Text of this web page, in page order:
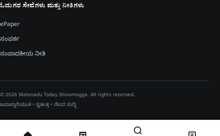
ಓದುಗರ ಸೇವೆಗಳು ಮತ್ತು ನೀತಿಗಳು
ePaper
ಸಂಪರ್ಕ
ಸಂಪಾದಕೀಯ ನೀತಿ
© 2026 Malenadu Today Shivamogga. All rights reserved.
ಜವಾಬ್ದಾರಿಯುತ • ಸ್ವತಂತ್ರ • ನೆಲದ ಸುದ್ದಿ